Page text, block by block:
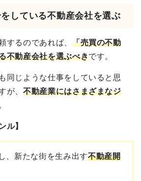
している不動産会社を選ぶ
するのであれば、 「売買の不動
不動産会社を選ぶべきです。
同じような仕事をしていると思
が、不動産業にはさまざまなジ
。
ル】
、新たな街を生み出す不動産開